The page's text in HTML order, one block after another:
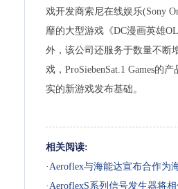
戏开发商索尼在线娱乐(Sony
靡的大型游戏《DC漫画英雄
外，该公司还服务于数量不断
戏，ProSiebenSat.1 Games的
实的新游戏发布基础。
相关阅读:
·Aeroflex与海能达宣布合作为
整自动化软件
·AeroflexS系列信号发生器将